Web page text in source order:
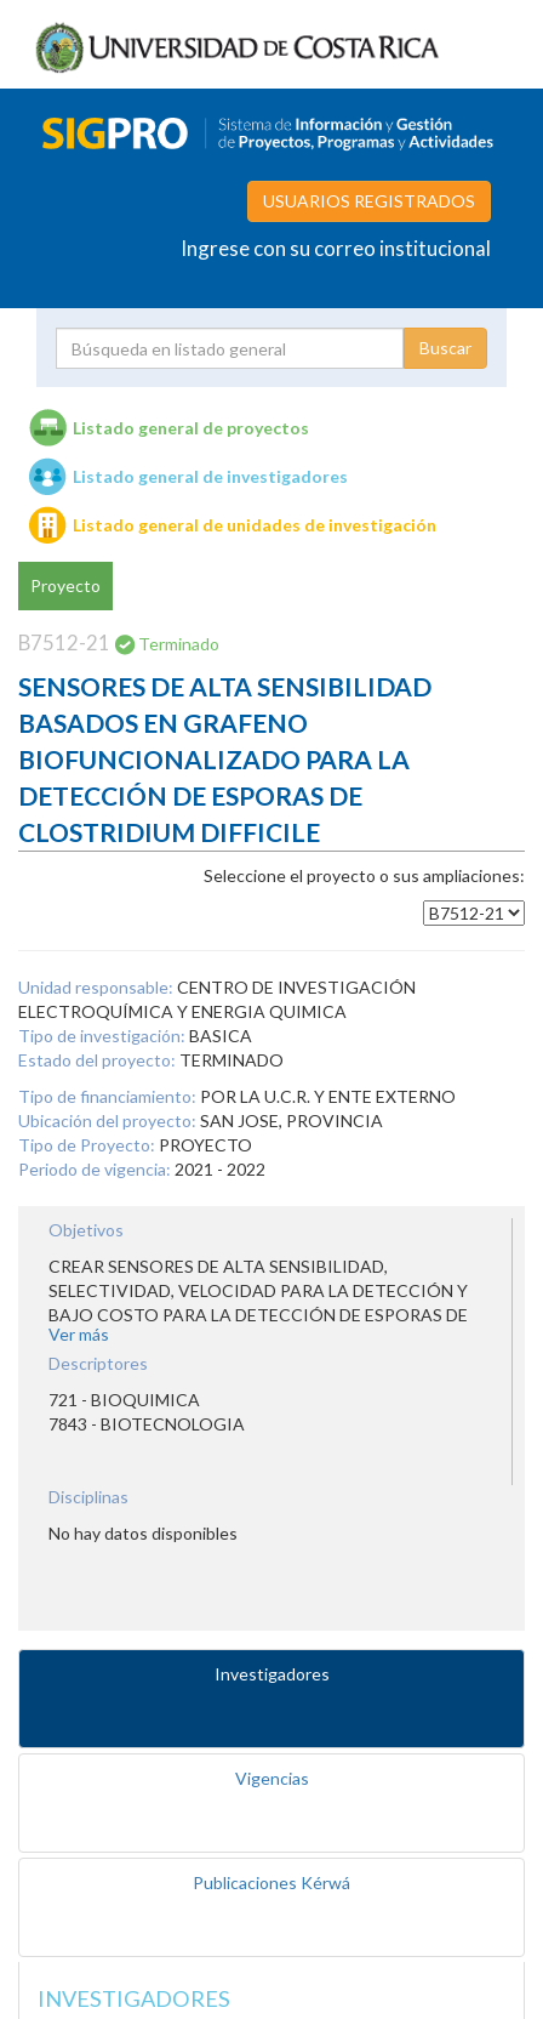
USUARIOS REGISTRADOS
Ingrese con su correo institucional
Unidades de investigación
Listado general de proyectos
Listado general de investigadores
Listado general de unidades de investigación
Proyecto
B7512-21 Terminado
SENSORES DE ALTA SENSIBILIDAD
BASADOS EN GRAFENO
BIOFUNCIONALIZADO PARA LA
DETECCIÓN DE ESPORAS DE
CLOSTRIDIUM DIFFICILE
Seleccione el proyecto o sus ampliaciones:
Unidad responsable: CENTRO DE INVESTIGACIÓN
ELECTROQUÍMICA Y ENERGIA QUIMICA
Tipo de investigación: BASICA
Estado del proyecto: TERMINADO
Tipo de financiamiento: POR LA U.C.R. Y ENTE EXTERNO
Ubicación del proyecto: SAN JOSE, PROVINCIA
Tipo de Proyecto: PROYECTO
Periodo de vigencia: 2021 - 2022
Objetivos
CREAR SENSORES DE ALTA SENSIBILIDAD,
SELECTIVIDAD, VELOCIDAD PARA LA DETECCIÓN Y
BAJO COSTO PARA LA DETECCIÓN DE ESPORAS DE
CLOSTRIDIUM DIFFICILE DE CEPAS QUE CIRCULAN EN
HOSPITALES COSTARRICENSES CON SENSORES A
DEPOSICIÓN QUÍMICA EN FASE DE VAPOR (CVD) Y
FUNCIONALIZADO CON APTÁMEROS DE ADN.
Ver más
Descriptores
721 - BIOQUIMICA
7843 - BIOTECNOLOGIA
Disciplinas
No hay datos disponibles
Investigadores
Vigencias
Publicaciones Kérwá
INVESTIGADORES